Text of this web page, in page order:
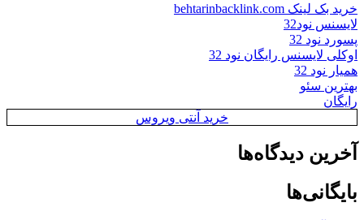
خرید بک لینک behtarinbacklink.com
لایسنس نود32
پسورد نود 32
اوکلی لایسنس رایگان نود 32
همیار نود 32
بهترین سئو
رایگان
خرید آنتی ویروس
آخرین دیدگاه‌ها
بایگانی‌ها